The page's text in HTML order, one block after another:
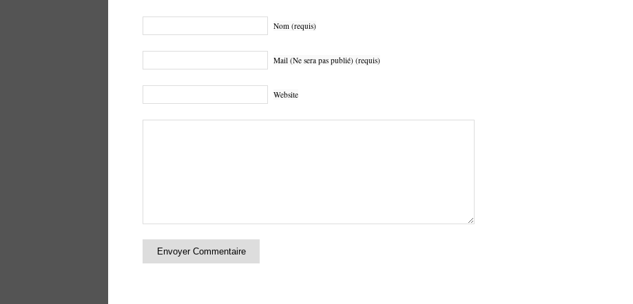
Nom (requis)
Mail (Ne sera pas publié) (requis)
Website